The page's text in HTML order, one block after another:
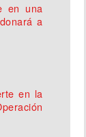
en una
a
en la